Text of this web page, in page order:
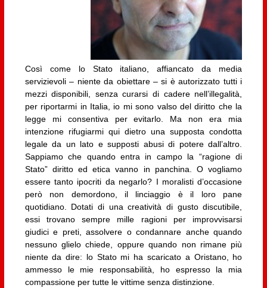
Così come lo Stato italiano, affiancato da media
servizievoli – niente da obiettare – si è autorizzato tutti i
mezzi disponibili, senza curarsi di cadere nell’illegalità,
per riportarmi in Italia, io mi sono valso del diritto che la
legge mi consentiva per evitarlo. Ma non era mia
intenzione rifugiarmi qui dietro una supposta condotta
legale da un lato e supposti abusi di potere dall’altro.
Sappiamo che quando entra in campo la “ragione di
Stato” diritto ed etica vanno in panchina. O vogliamo
essere tanto ipocriti da negarlo? I moralisti d’occasione
però non demordono, il linciaggio è il loro pane
quotidiano. Dotati di una creatività di gusto discutibile,
essi trovano sempre mille ragioni per improvvisarsi
giudici e preti, assolvere o condannare anche quando
nessuno glielo chiede, oppure quando non rimane più
niente da dire: lo Stato mi ha scaricato a Oristano, ho
ammesso le mie responsabilità, ho espresso la mia
compassione per tutte le vittime senza distinzione.